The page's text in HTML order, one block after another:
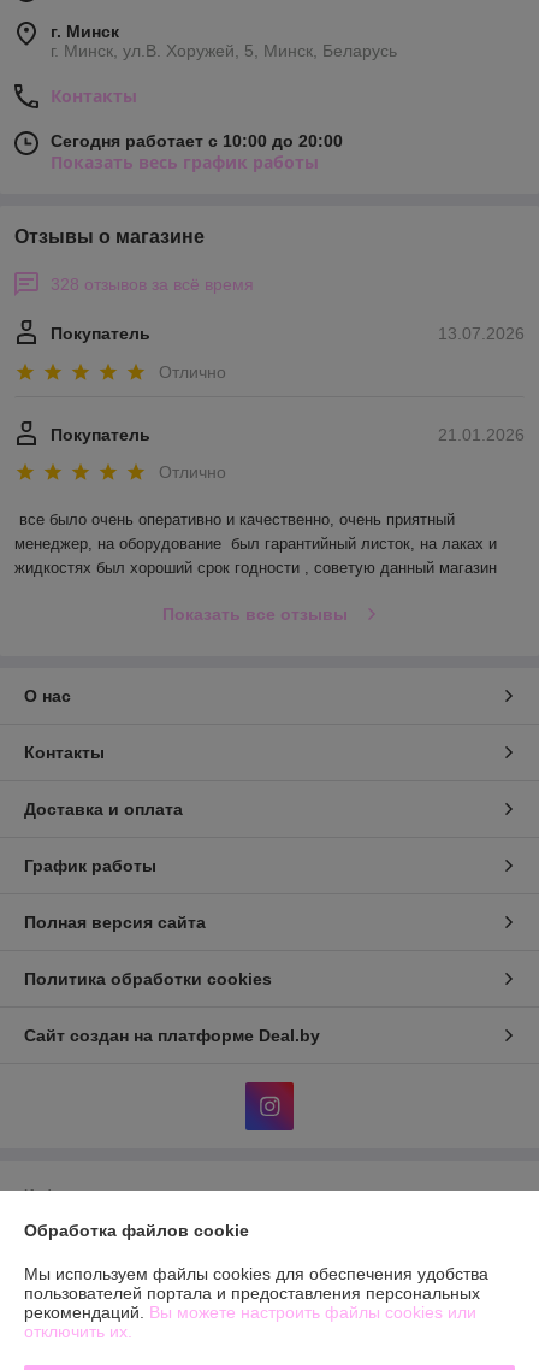
г. Минск
г. Минск, ул.В. Хоружей, 5, Минск, Беларусь
Контакты
Сегодня работает с 10:00 до 20:00
Показать весь график работы
Отзывы о магазине
328 отзывов за всё время
13.07.2026
Покупатель
Отлично
21.01.2026
Покупатель
Отлично
все было очень оперативно и качественно, очень приятный
менеджер, на оборудование  был гарантийный листок, на лаках и
жидкостях был хороший срок годности , советую данный магазин
Показать все отзывы
О нас
Контакты
Доставка и оплата
График работы
Полная версия сайта
Политика обработки cookies
Сайт создан на платформе Deal.by
Информация для покупателя
Юридическое лицо:Общество с ограниченной ответственностью
г. Минск, ул.Автомобилистов,4, пом.12
Регистрационный номер ЕГР: 193603144
Обработка файлов cookie
Мы используем файлы cookies для обеспечения удобства
пользователей портала и предоставления персональных
рекомендаций. Вы можете настроить файлы cookies или
отключить их.